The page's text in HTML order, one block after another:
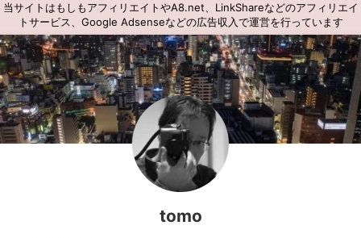
当サイトはもしもアフィリエイトやA8.net、LinkShareなどのアフィリエイ
トサービス、Google Adsenseなどの広告収入で運営を行っています
tomo